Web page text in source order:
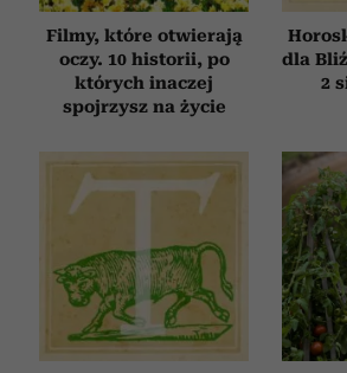
Filmy, które otwierają
oczy. 10 historii, po
których inaczej
spojrzysz na życie
dla
2